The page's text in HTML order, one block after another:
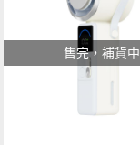
售完，補貨中